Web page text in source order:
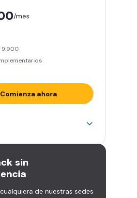
App (Tu plan de
con profesores*
disponibilidad de salón
sede)
todas las áreas de la
/mes
9.900
Comienza ahora
a más de 2.000
a traer un invitado 5
(Relájate en los sillones
especiales en marcas
sin
de nuestras sedes